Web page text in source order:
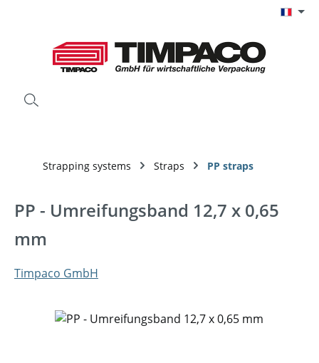
Strapping systems Straps PP straps
PP - Umreifungsband 12,7 x 0,65
mm
Timpaco GmbH
Ignorer la galerie d'images